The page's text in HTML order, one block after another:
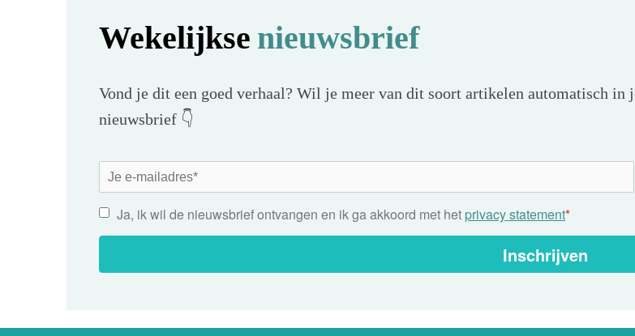
Wekelijkse nieuwsbrief
Vond je dit een goed verhaal? Wil je meer van dit soort artikelen automatisch
nieuwsbrief 👇
Ja, ik wil de nieuwsbrief ontvangen en ik ga akkoord met het privacy statement*
Inschrijven